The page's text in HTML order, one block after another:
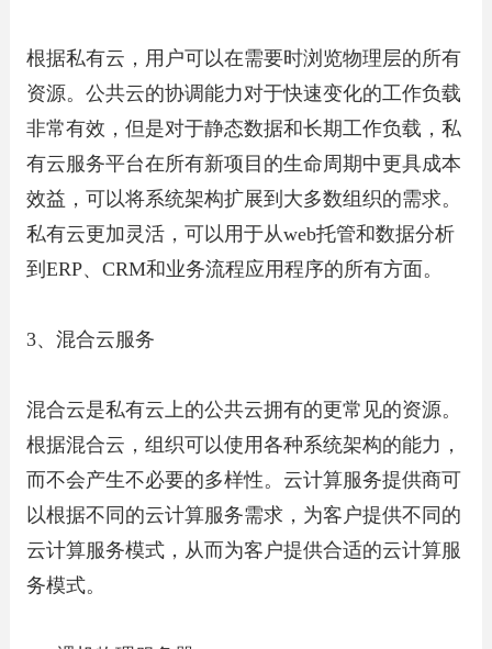
根据私有云，用户可以在需要时浏览物理层的所有
资源。公共云的协调能力对于快速变化的工作负载
非常有效，但是对于静态数据和长期工作负载，私
有云服务平台在所有新项目的生命周期中更具成本
效益，可以将系统架构扩展到大多数组织的需求。
私有云更加灵活，可以用于从web托管和数据分析
到ERP、CRM和业务流程应用程序的所有方面。
3、混合云服务
混合云是私有云上的公共云拥有的更常见的资源。
根据混合云，组织可以使用各种系统架构的能力，
而不会产生不必要的多样性。云计算服务提供商可
以根据不同的云计算服务需求，为客户提供不同的
云计算服务模式，从而为客户提供合适的云计算服
务模式。